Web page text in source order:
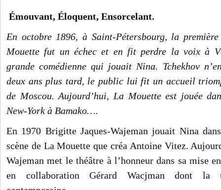
Émouvant, Éloquent, Ensorcelant.
En octobre 1896, à Saint-Pétersbourg, la
Mouette fut un échec et en fit perdre la voix à
grande comédienne qui jouait Nina. Tchekhov
deux ans plus tard, le public lui fit un accueil
de Moscou. Aujourd’hui, La Mouette est jouée
New-York à Bamako….
En 1970 Brigitte Jaques-Wajeman jouait Nina
scène de La Mouette que créa Antoine Vitez.
Wajeman met le théâtre à l’honneur dans sa mise
en collaboration Gérard Wacjman dont la